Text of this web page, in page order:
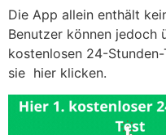
Die App allein enthält
Benutzer können jedoch
kostenlosen 24-
sie hier klicken.